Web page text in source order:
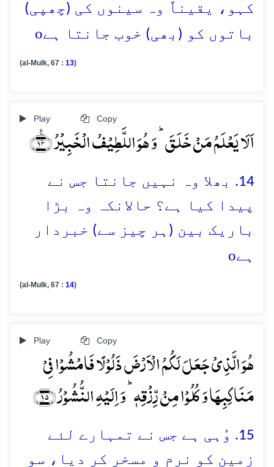
کہو، یقیناً وہ سینوں کی (چھپی)
باتوں کو (بھی) خوب جانتا ہےo
(al-Mulk, 67 : 13)
Play Copy
اَلَا یَعۡلَمُ مَنۡ خَلَقَ ؕ وَ ہُوَ اللَّطِیۡفُ الۡخَبِیۡرُ ﴿٪۱۴﴾
14. بھلا وہ نہیں جانتا جس نے
پیدا کیا ہے؟ حالانکہ وہ بڑا
باریک بین (ہر چیز سے) خبردار
ہےo
(al-Mulk, 67 : 14)
Play Copy
ہُوَ الَّذِیۡ جَعَلَ لَکُمُ الۡاَرۡضَ ذَلُوۡلًا فَامۡشُوۡا فِیۡ
مَنَاکِبِہَا وَ کُلُوۡا مِنۡ رِّزۡقِہٖ ؕ وَ اِلَیۡہِ النُّشُوۡرُ ﴿۱۵﴾
15. وُہی ہے جس نے تمہارے لئے
زمین کو نرم و مسخر کر دیا، سو